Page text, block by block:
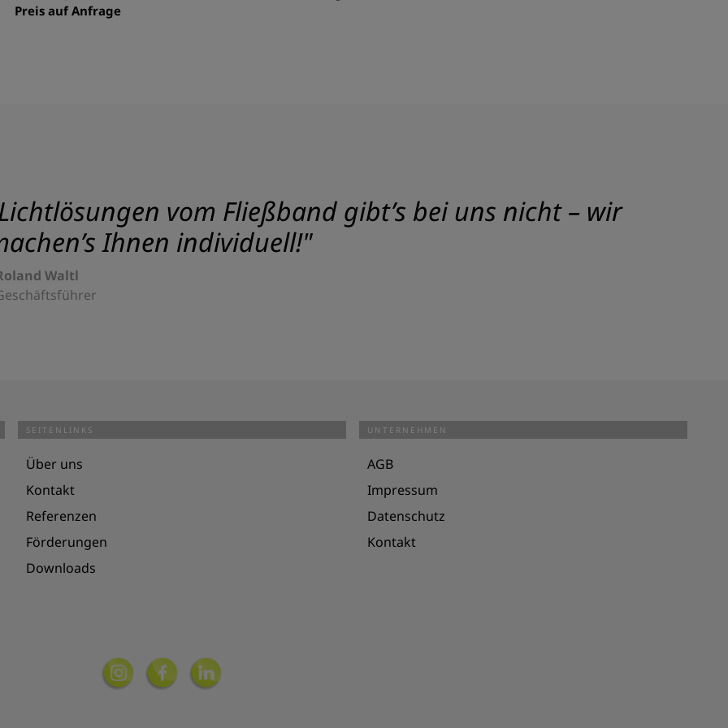
Preis auf Anfrage
vom Fließband gibt’s bei uns nicht – wir
Ihnen individuell!"
Waltl
SEITENLINKS
Über uns
Kontakt
Referenzen
Förderungen
Downloads
UNTERNEHMEN
AGB
Impressum
Datenschutz
Kontakt